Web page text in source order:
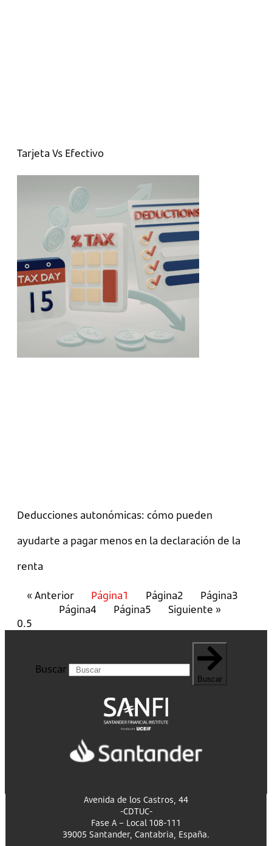
Tarjeta Vs Efectivo
Deducciones autonómicas: cómo pueden
ayudarte a pagar menos en la declaración de la
renta
« Anterior Página1 Página2 Página3
Página4 Página5 Siguiente »
Buscar
Buscar
Avenida de los Castros, 44
-CDTUC-
Fase A – Local 108-111
39005 Santander, Cantabria, España.